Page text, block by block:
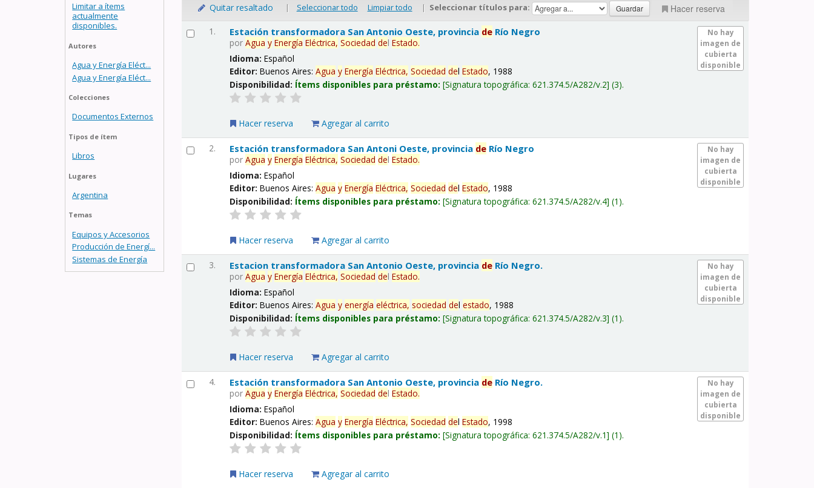
Limitar a ítems
actualmente
disponibles.
Autores
Agua y Energía Eléct...
Agua y Energía Eléct...
Colecciones
Documentos Externos
Tipos de ítem
Libros
Lugares
Argentina
Temas
Equipos y Accesorios
Producción de Energí...
Sistemas de Energía
Quitar resaltado | Seleccionar todo Limpiar todo | Seleccionar títulos para: Hacer reserva
1.
No hay
imagen de
cubierta
disponible
Estación transformadora San Antonio Oeste, provincia de Río Negro
porAgua y Energía Eléctrica, Sociedad delEstado.
Idioma:Español
Editor:Buenos Aires:Agua y Energía Eléctrica, Sociedad delEstado, 1988
Disponibilidad: Ítems disponibles para préstamo: Signatura topográfica:621.374.5/A282/v.2 (3).
Hacer reserva Agregar al carrito
2.
No hay
imagen de
cubierta
disponible
Estación transformadora San Antoni Oeste, provincia de Río Negro
porAgua y Energía Eléctrica, Sociedad delEstado.
Idioma:Español
Editor:Buenos Aires:Agua y Energía Eléctrica, Sociedad delEstado, 1988
Disponibilidad: Ítems disponibles para préstamo: Signatura topográfica:621.374.5/A282/v.4 (1).
Hacer reserva Agregar al carrito
3.
No hay
imagen de
cubierta
disponible
Estacion transformadora San Antonio Oeste, provincia de Río Negro.
porAgua y Energía Eléctrica, Sociedad delEstado.
Idioma:Español
Editor:Buenos Aires:Agua y energía eléctrica, sociedad delestado, 1988
Disponibilidad: Ítems disponibles para préstamo: Signatura topográfica:621.374.5/A282/v.3 (1).
Hacer reserva Agregar al carrito
4.
No hay
imagen de
cubierta
disponible
Estación transformadora San Antonio Oeste, provincia de Río Negro.
porAgua y Energía Eléctrica, Sociedad delEstado.
Idioma:Español
Editor:Buenos Aires:Agua y Energía Eléctrica, Sociedad delEstado, 1998
Disponibilidad: Ítems disponibles para préstamo: Signatura topográfica:621.374.5/A282/v.1 (1).
Hacer reserva Agregar al carrito